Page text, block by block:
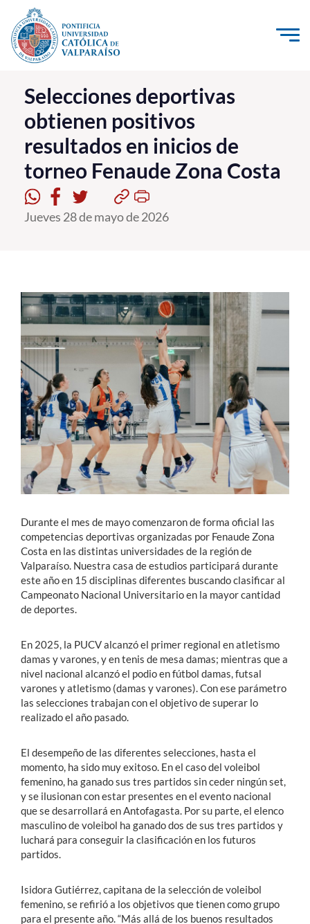
Click acá para ir directamente al contenido
La Universidad
Investigación, Creación e Innovación
PUCV Internacional
Vinculación con el Medio
Admisión
Formación Continua
Estudiantes
Académicos
Funcionarios
Alumni
English
Selecciones deportivas
obtienen positivos
resultados en inicios de
torneo Fenaude Zona Costa
Jueves 28 de mayo de 2026
Durante el mes de mayo comenzaron de forma oficial las
competencias deportivas organizadas por Fenaude Zona
Costa en las distintas universidades de la región de
Valparaíso. Nuestra casa de estudios participará durante
este año en 15 disciplinas diferentes buscando clasificar al
Campeonato Nacional Universitario en la mayor cantidad
de deportes.
En 2025, la PUCV alcanzó el primer regional en atletismo
damas y varones, y en tenis de mesa damas; mientras que a
nivel nacional alcanzó el podio en fútbol damas, futsal
varones y atletismo (damas y varones). Con ese parámetro
las selecciones trabajan con el objetivo de superar lo
realizado el año pasado.
El desempeño de las diferentes selecciones, hasta el
momento, ha sido muy exitoso. En el caso del voleibol
femenino, ha ganado sus tres partidos sin ceder ningún set,
y se ilusionan con estar presentes en el evento nacional
que se desarrollará en Antofagasta. Por su parte, el elenco
masculino de voleibol ha ganado dos de sus tres partidos y
luchará para conseguir la clasificación en los futuros
partidos.
Isidora Gutiérrez, capitana de la selección de voleibol
femenino, se refirió a los objetivos que tienen como grupo
para el presente año. “Más allá de los buenos resultados